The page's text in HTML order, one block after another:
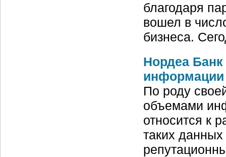
благодаря
вошел в
бизнеса.
Нордеа Банк
информации
По роду
объемами
относится к
таких